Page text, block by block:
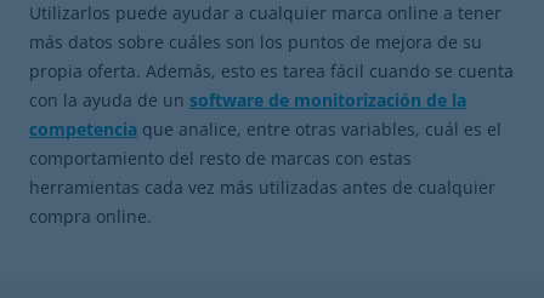
Utilizarlos puede ayudar a cualquier marca online a tener
más datos sobre cuáles son los puntos de mejora de su
propia oferta. Además, esto es tarea fácil cuando se cuenta
con la ayuda de un software de monitorización de la
competencia que analice, entre otras variables, cuál es el
comportamiento del resto de marcas con estas
herramientas cada vez más utilizadas antes de cualquier
compra online.